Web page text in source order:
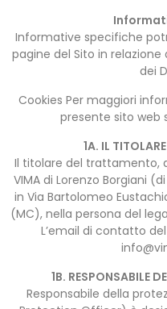
Informative specifiche
pagine del Sito in
dei
Cookies Per maggiori
presente sito web
1A. IL
Il titolare del trattamento,
VIMA di Lorenzo Borgiani
in Via Bartolomeo
(MC), nella persona del
L’email di contatto
1B. RESPONSABILE
Responsabile della